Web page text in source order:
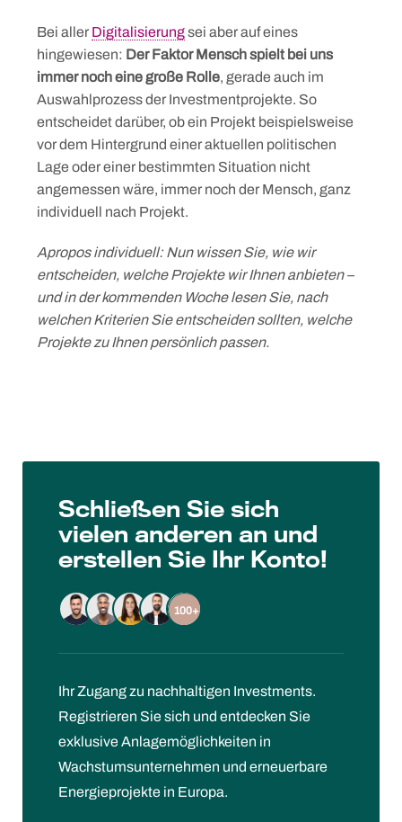
Bei aller Digitalisierungsei aber auf eines
hingewiesen: Der Faktor Mensch spielt bei uns
immer noch eine große Rolle, gerade auch im
Auswahlprozess der Investmentprojekte. So
entscheidet darüber, ob ein Projekt beispielsweise
vor dem Hintergrund einer aktuellen politischen
Lage oder einer bestimmten Situation nicht
angemessen wäre, immer noch der Mensch, ganz
individuell nach Projekt.
Apropos individuell: Nun wissen Sie, wie wir
entscheiden, welche Projekte wir Ihnen anbieten –
und in der kommenden Woche lesen Sie, nach
welchen Kriterien Sie entscheiden sollten, welche
Projekte zu Ihnen persönlich passen.
Schließen Sie sich
vielen anderen an und
erstellen Sie Ihr Konto!
100+
Ihr Zugang zu nachhaltigen Investments.
Registrieren Sie sich und entdecken Sie
exklusive Anlagemöglichkeiten in
Wachstumsunternehmen und erneuerbare
Energieprojekte in Europa.